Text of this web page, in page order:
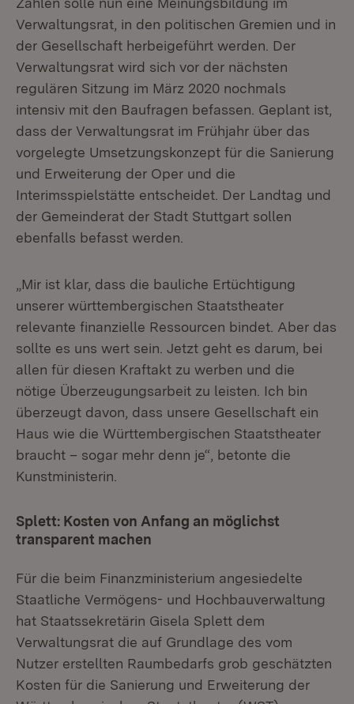
Verwaltungsrat, in den politischen Gremien und in
der Gesellschaft herbeigeführt werden. Der
Verwaltungsrat wird sich vor der nächsten
regulären Sitzung im März 2020 nochmals
intensiv mit den Baufragen befassen. Geplant ist,
dass der Verwaltungsrat im Frühjahr über das
vorgelegte Umsetzungskonzept für die Sanierung
und Erweiterung der Oper und die
Interimsspielstätte entscheidet. Der Landtag und
der Gemeinderat der Stadt Stuttgart sollen
ebenfalls befasst werden.
„Mir ist klar, dass die bauliche Ertüchtigung
unserer württembergischen Staatstheater
relevante finanzielle Ressourcen bindet. Aber das
sollte es uns wert sein. Jetzt geht es darum, bei
allen für diesen Kraftakt zu werben und die
nötige Überzeugungsarbeit zu leisten. Ich bin
überzeugt davon, dass unsere Gesellschaft ein
Haus wie die Württembergischen Staatstheater
braucht – sogar mehr denn je“, betonte die
Kunstministerin.
Splett: Kosten von Anfang an möglichst
transparent machen
Für die beim Finanzministerium angesiedelte
Staatliche Vermögens- und Hochbauverwaltung
hat Staatssekretärin Gisela Splett dem
Verwaltungsrat die auf Grundlage des vom
Nutzer erstellten Raumbedarfs grob geschätzten
Kosten für die Sanierung und Erweiterung der